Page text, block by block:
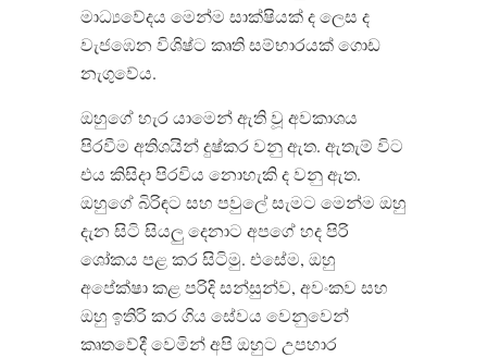
මාධ්‍යවේදය මෙන්ම සාක්ෂියක් ද ලෙස ද
වැජඹෙන විශිෂ්ට කෘති සම්භාරයක් ගොඩ
නැගුවේය.
ඔහුගේ හැර යාමෙන් ඇති වූ අවකාශය
පිරවීම අතිශයින් දුෂ්කර වනු ඇත. ඇතැම් විට
එය කිසිදා පිරවිය නොහැකි ද වනු ඇත.
ඔහුගේ බිරිඳට සහ පවුලේ සැමට මෙන්ම ඔහු
දැන සිටි සියලු දෙනාට අපගේ හද පිරි
ශෝකය පළ කර සිටිමු. එසේම, ඔහු
අපේක්ෂා කළ පරිදි සන්සුන්ව, අවංකව සහ
ඔහු ඉතිරි කර ගිය සේවය වෙනුවෙන්
කෘතවේදී වෙමින් අපි ඔහුට උපහාර